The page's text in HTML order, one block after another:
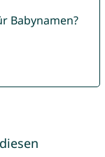
Babynamen?